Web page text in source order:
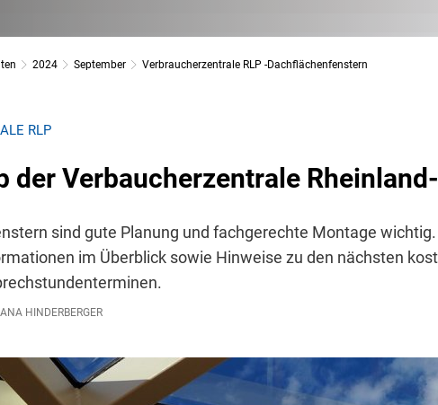
2024 September Verbraucherzentrale RLP -Dachflächenfenstern
RLP
der Verbaucherzentrale
sind gute Planung und fachgerechte Montage
im Überblick sowie Hinweise zu den nächsten
HINDERBERGER